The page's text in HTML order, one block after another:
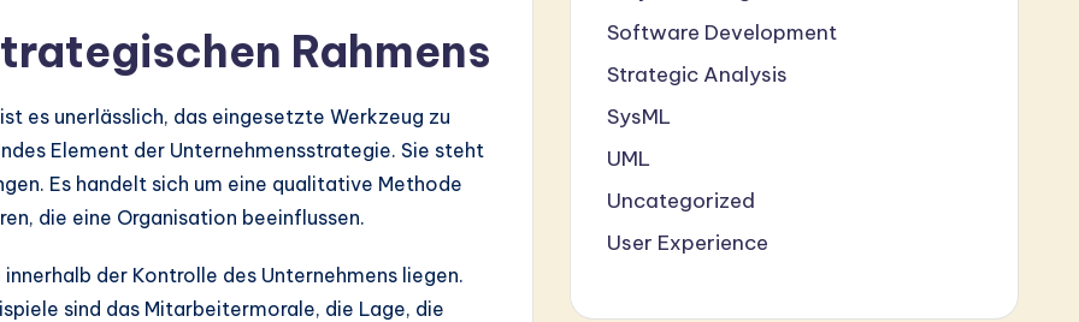
Rahmens
es unerlässlich, das eingesetzte Werkzeug zu
Element der Unternehmensstrategie. Sie steht
Es handelt sich um eine qualitative Methode
die eine Organisation beeinflussen.
der Kontrolle des Unternehmens liegen.
sind das Mitarbeitermorale, die Lage, die
Software Development
Strategic Analysis
SysML
UML
Uncategorized
User Experience